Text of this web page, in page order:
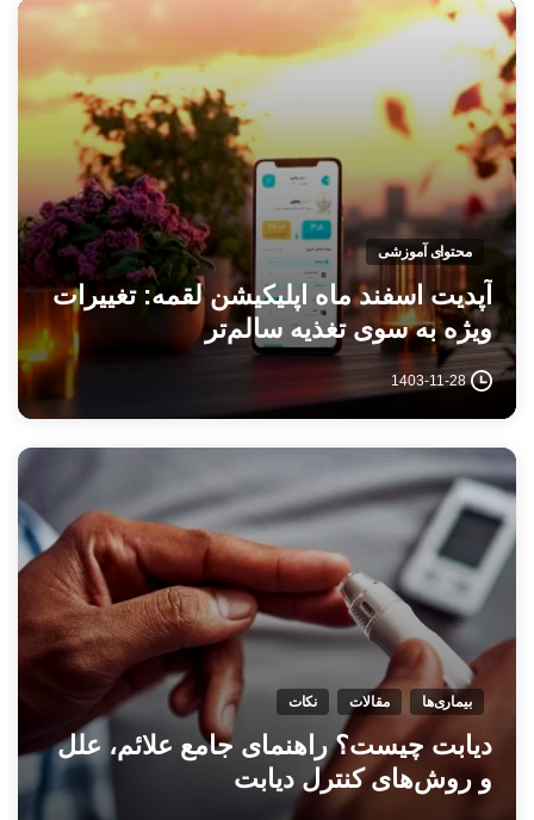
محتوای آموزشی
آپدیت اسفند ماه اپلیکیشن لقمه: تغییرات
ویژه به سوی تغذیه سالم‌تر
1403-11-28
بیماری‌ها مقالات نکات
دیابت چیست؟ راهنمای جامع علائم، علل
و روش‌های کنترل دیابت